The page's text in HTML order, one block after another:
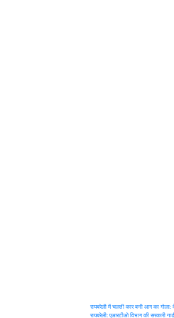
Post
रायबरेली में चलती कार बनी आग का
रायबरेली: एआरटीओ विभाग की सरकारी